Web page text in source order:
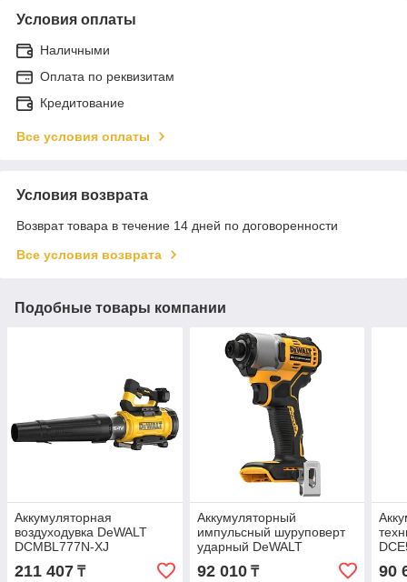
Условия оплаты
Наличными
Оплата по реквизитам
Кредитование
Все условия оплаты
Условия возврата
Возврат товара в течение 14 дней по договоренности
Все условия возврата
Подобные товары компании
Аккумуляторная
воздуходувка DeWALT
DCMBL777N-XJ
211 407 ₸
Аккумуляторный
импульсный шуруповерт
ударный DeWALT
DCF840N-XJ
92 010₸ 90